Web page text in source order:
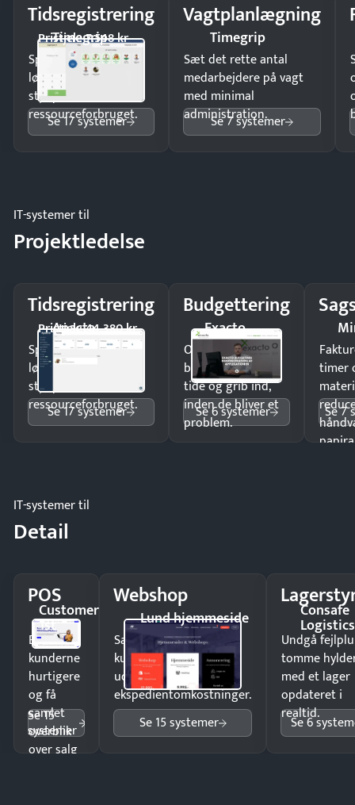
Tidsregistrering
Timegrip
Pristjek: 7.548 kr
Spar tid på
lønberegning og få
styr på
ressourceforbruget.
Se 17 systemer
Vagtplanlægning
Timegrip
Sæt det rette antal
medarbejdere på vagt
med minimal
administration.
Se 7 systemer
IT-systemer til
Projektledelse
Tidsregistrering
Apacta
Pristjek: 44.380 kr
Spar tid på
lønberegning og få
styr på
ressourceforbruget.
Se 17 systemer
Budgettering
Exacto
Opdag
budgetafvigelser i
tide og grib ind,
inden de bliver et
problem.
Se 6 systemer
timer
Se 7
IT-systemer til
Detail
POS
Customer
1st
Ekspedér
kunderne
hurtigere
og få
samlet
overblik
over salg
Se 15
systemer
Webshop
Lund hjemmeside
Sælg produkter 24/7 til
kunder i hele landet
uden
ekspedientomkostninger.
Se 15 systemer
Consafe
Logistics
Undgå
tomme
med et lager
opdateret i
realtid.
Se 6